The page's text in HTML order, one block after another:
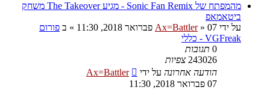
מהמפתח של Sonic Fan Remix - מגיע The Takeover משחק
ביטאמאפ
על ידי
Ax=Battler» 07 פברואר 2018, 11:30 » ב פורום
VGFreak - כללי
0 תגובות
243026 צפיות
הודעה אחרונה על ידי
Ax=Battler
07 פברואר 2018, 11:30